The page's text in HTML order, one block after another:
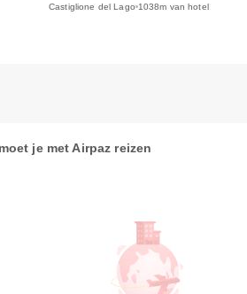
Castiglione del Lago 1038m van hotel
je met Airpaz reizen